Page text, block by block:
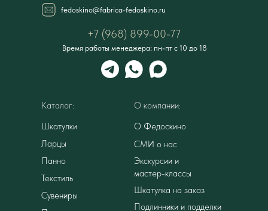
+7 (968) 899-00-77
Время работы менеджера: пн-пт с 10 до 18
Каталог:
Шкатулки
Ларцы
Панно
Текстиль
Сувениры
О компании:
О Федоскино
Экскурсии и
мастер-классы
Подлинники и подделки
fedoskino@fabrica-fedoskino.ru
Шкатулка на заказ
СМИ о нас